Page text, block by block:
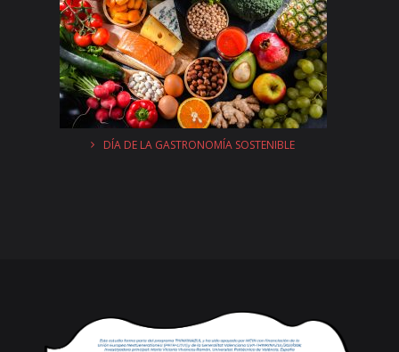
DÍA DE LA GASTRONOMÍA SOSTENIBLE